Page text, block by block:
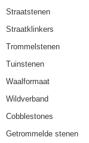
Straatstenen
Straatklinkers
Trommelstenen
Tuinstenen
Waalformaat
Wildverband
Cobblestones
Getrommelde stenen